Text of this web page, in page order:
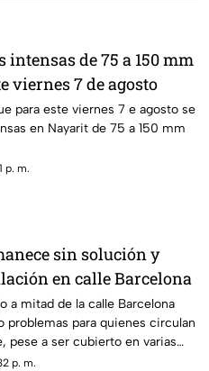
de 75 a 150 mm
viernes 7 de agosto
para este viernes 7 e agosto se
en Nayarit de 75 a 150 mm
p. m.
sin solución y
en calle Barcelona
a mitad de la calle Barcelona
problemas para quienes circulan
pese a ser cubierto en varias
aparecer con el paso del
p. m.